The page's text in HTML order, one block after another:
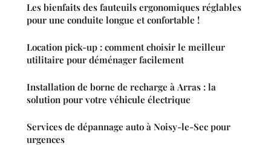
Les bienfaits des fauteuils ergonomiques réglables
pour une conduite longue et confortable !
Location pick-up : comment choisir le meilleur
utilitaire pour déménager facilement
Installation de borne de recharge à Arras : la
solution pour votre véhicule électrique
Services de dépannage auto à Noisy-le-Sec pour
urgences